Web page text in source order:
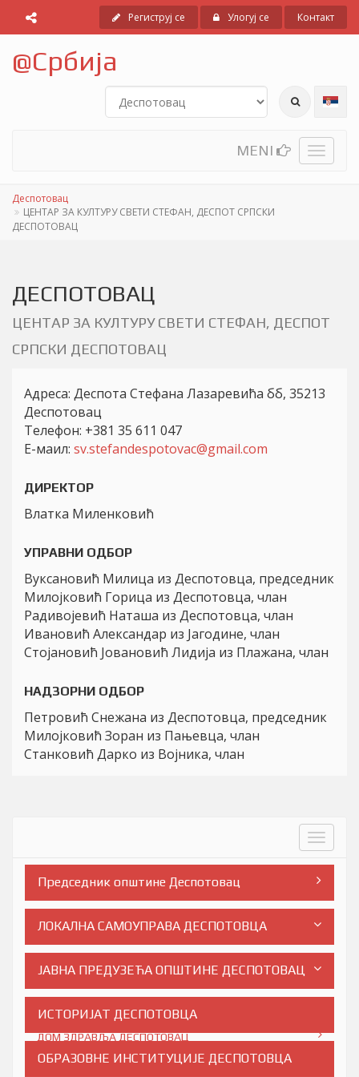
Региструј се Улогуј се Контакт
@Србија
Toggle
MENI
Деспотовац
ЦЕНТАР ЗА КУЛТУРУ СВЕТИ СТЕФАН, ДЕСПОТ СРПСКИ
ДЕСПОТОВАЦ
ДЕСПОТОВАЦ
ЦЕНТАР ЗА КУЛТУРУ СВЕТИ СТЕФАН, ДЕСПОТ
СРПСКИ ДЕСПОТОВАЦ
Адреса: Деспота Стефана Лазаревића бб, 35213
Деспотовац
Телефон: +381 35 611 047
Е-маил: sv.stefandespotovac@gmail.com
ДИРЕКТОР
Влатка Миленковић
УПРАВНИ ОДБОР
Вуксановић Милица из Деспотовца, председник
Милојковић Горица из Деспотовца, члан
Радивојевић Наташа из Деспотовца, члан
Ивановић Александар из Јагодине, члан
Стојановић Јовановић Лидија из Плажана, члан
НАДЗОРНИ ОДБОР
Петровић Снежана из Деспотовца, председник
Милојковић Зоран из Пањевца, члан
Станковић Дарко из Војника, члан
Toggle
Председник општине Деспотовац
ЛОКАЛНА САМОУПРАВА ДЕСПОТОВЦА
ЈАВНА ПРЕДУЗЕЋА ОПШТИНЕ ДЕСПОТОВАЦ
ДОМ ЗДРАВЉА ДЕСПОТОВАЦ
ДОМ ЗДРАВЉА ДЕСПОТОВАЦ
ИСТОРИЈАТ ДЕСПОТОВЦА
ОБРАЗОВНЕ ИНСТИТУЦИЈЕ ДЕСПОТОВЦА